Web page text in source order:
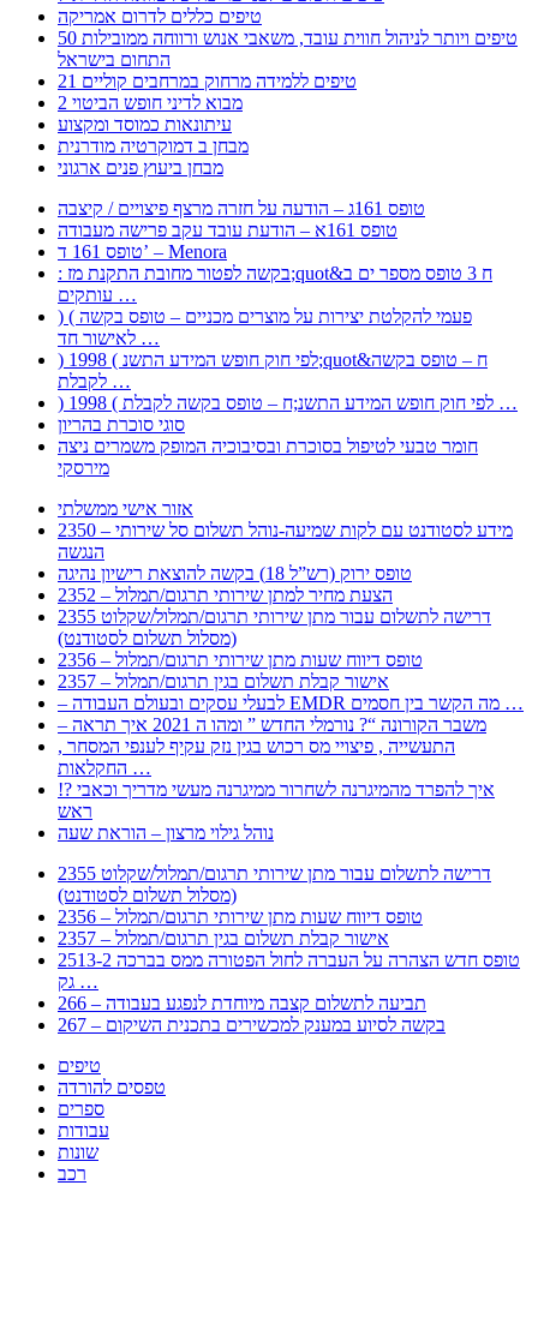
טיפים כללים לדרום אמריקה
50 טיפים ויותר לניהול חווית עובד, משאבי אנוש ורווחה ממובילות
התחום בישראל
21 טיפים ללמידה מרחוק במרחבים קוליים
מבוא לדיני חופש הביטוי 2
עיתונאות כמוסד ומקצוע
מבחן ב דמוקרטיה מודרנית
מבחן ביעוץ פנים ארגוני
טופס 161ג – הודעה על חזרה מרצף פיצויים / קיצבה
טופס 161א – הודעת עובד עקב פרישה מעבודה
טופס 161 ד’ – Menora
: בקשה לפטור מחובת התקנת מז;quot&ח 3 טופס מספר ים ב
עותקים …
) ( פעמי להקלטת יצירות על מוצרים מכניים – טופס בקשה
לאישור חד …
) 1998 ( לפי חוק חופש המידע התשנ;quot&ח – טופס בקשה
לקבלת …
) 1998 ( לפי חוק חופש המידע התשנ;ח – טופס בקשה לקבלת …
סוגי סוכרת בהריון
חומר טבעי לטיפול בסוכרת ובסיבוכיה המופק משמרים ניצה
מירסקי
אזור אישי ממשלתי
2350 – מידע לסטודנט עם לקות שמיעה-נוהל תשלום סל שירותי
הנגשה
טופס ירוק (רש”ל 18) בקשה להוצאת רישיון נהיגה
2352 – הצעת מחיר למתן שירותי תרגום/תמלול
2355 דרישה לתשלום עבור מתן שירותי תרגום/תמלול/שקלוט
(מסלול תשלום לסטודנט)
2356 – טופס דיווח שעות מתן שירותי תרגום/תמלול
2357 – אישור קבלת תשלום בגין תרגום/תמלול
– לבעלי עסקים ובעולם העבודה EMDR מה הקשר בין חסמים …
– משבר הקורונה “? נורמלי החדש ” ומהו ה 2021 איך תראה
, התעשייה , פיצויי מס רכוש בגין נזק עקיף לענפי המסחר
החקלאות …
!? איך להפרד מהמיגרנה לשחרור ממיגרנה מעשי מדריך וכאבי
ראש
נוהל גילוי מרצון – הוראת שעה
2355 דרישה לתשלום עבור מתן שירותי תרגום/תמלול/שקלוט
(מסלול תשלום לסטודנט)
2356 – טופס דיווח שעות מתן שירותי תרגום/תמלול
2357 – אישור קבלת תשלום בגין תרגום/תמלול
2513-2 טופס חדש הצהרה על העברה לחול הפטורה ממס בברכה
גק …
266 – תביעה לתשלום קצבה מיוחדת לנפגע בעבודה
267 – בקשה לסיוע במענק למכשירים בתכנית השיקום
טיפים
טפסים להורדה
ספרים
עבודות
שונות
רכב